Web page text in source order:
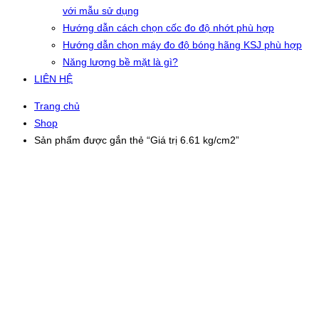
với mẫu sử dụng
Hướng dẫn cách chọn cốc đo độ nhớt phù hợp
Hướng dẫn chọn máy đo độ bóng hãng KSJ phù hợp
Năng lượng bề mặt là gì?
LIÊN HỆ
Trang chủ
Shop
Sản phẩm được gắn thẻ “Giá trị 6.61 kg/cm2”